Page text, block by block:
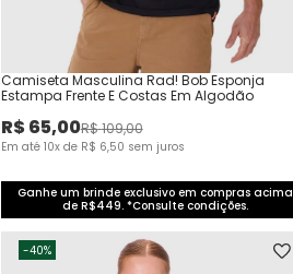
Camiseta Masculina Rad! Bob Esponja
Estampa Frente E Costas Em Algodão
R$65,00R$109,00
Em até 10x de R$ 6,50 sem juros
Ganhe um brinde exclusivo em compras acima
de R$449. *Consulte condições.
-40%